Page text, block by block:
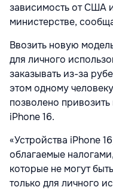
зависимость от США
министерстве,
Ввозить новую
для личного
заказывать из-за
этом одному
позволено
iPhone 16.
«Устройства iPhone
облагаемые
которые не могут
только для личного